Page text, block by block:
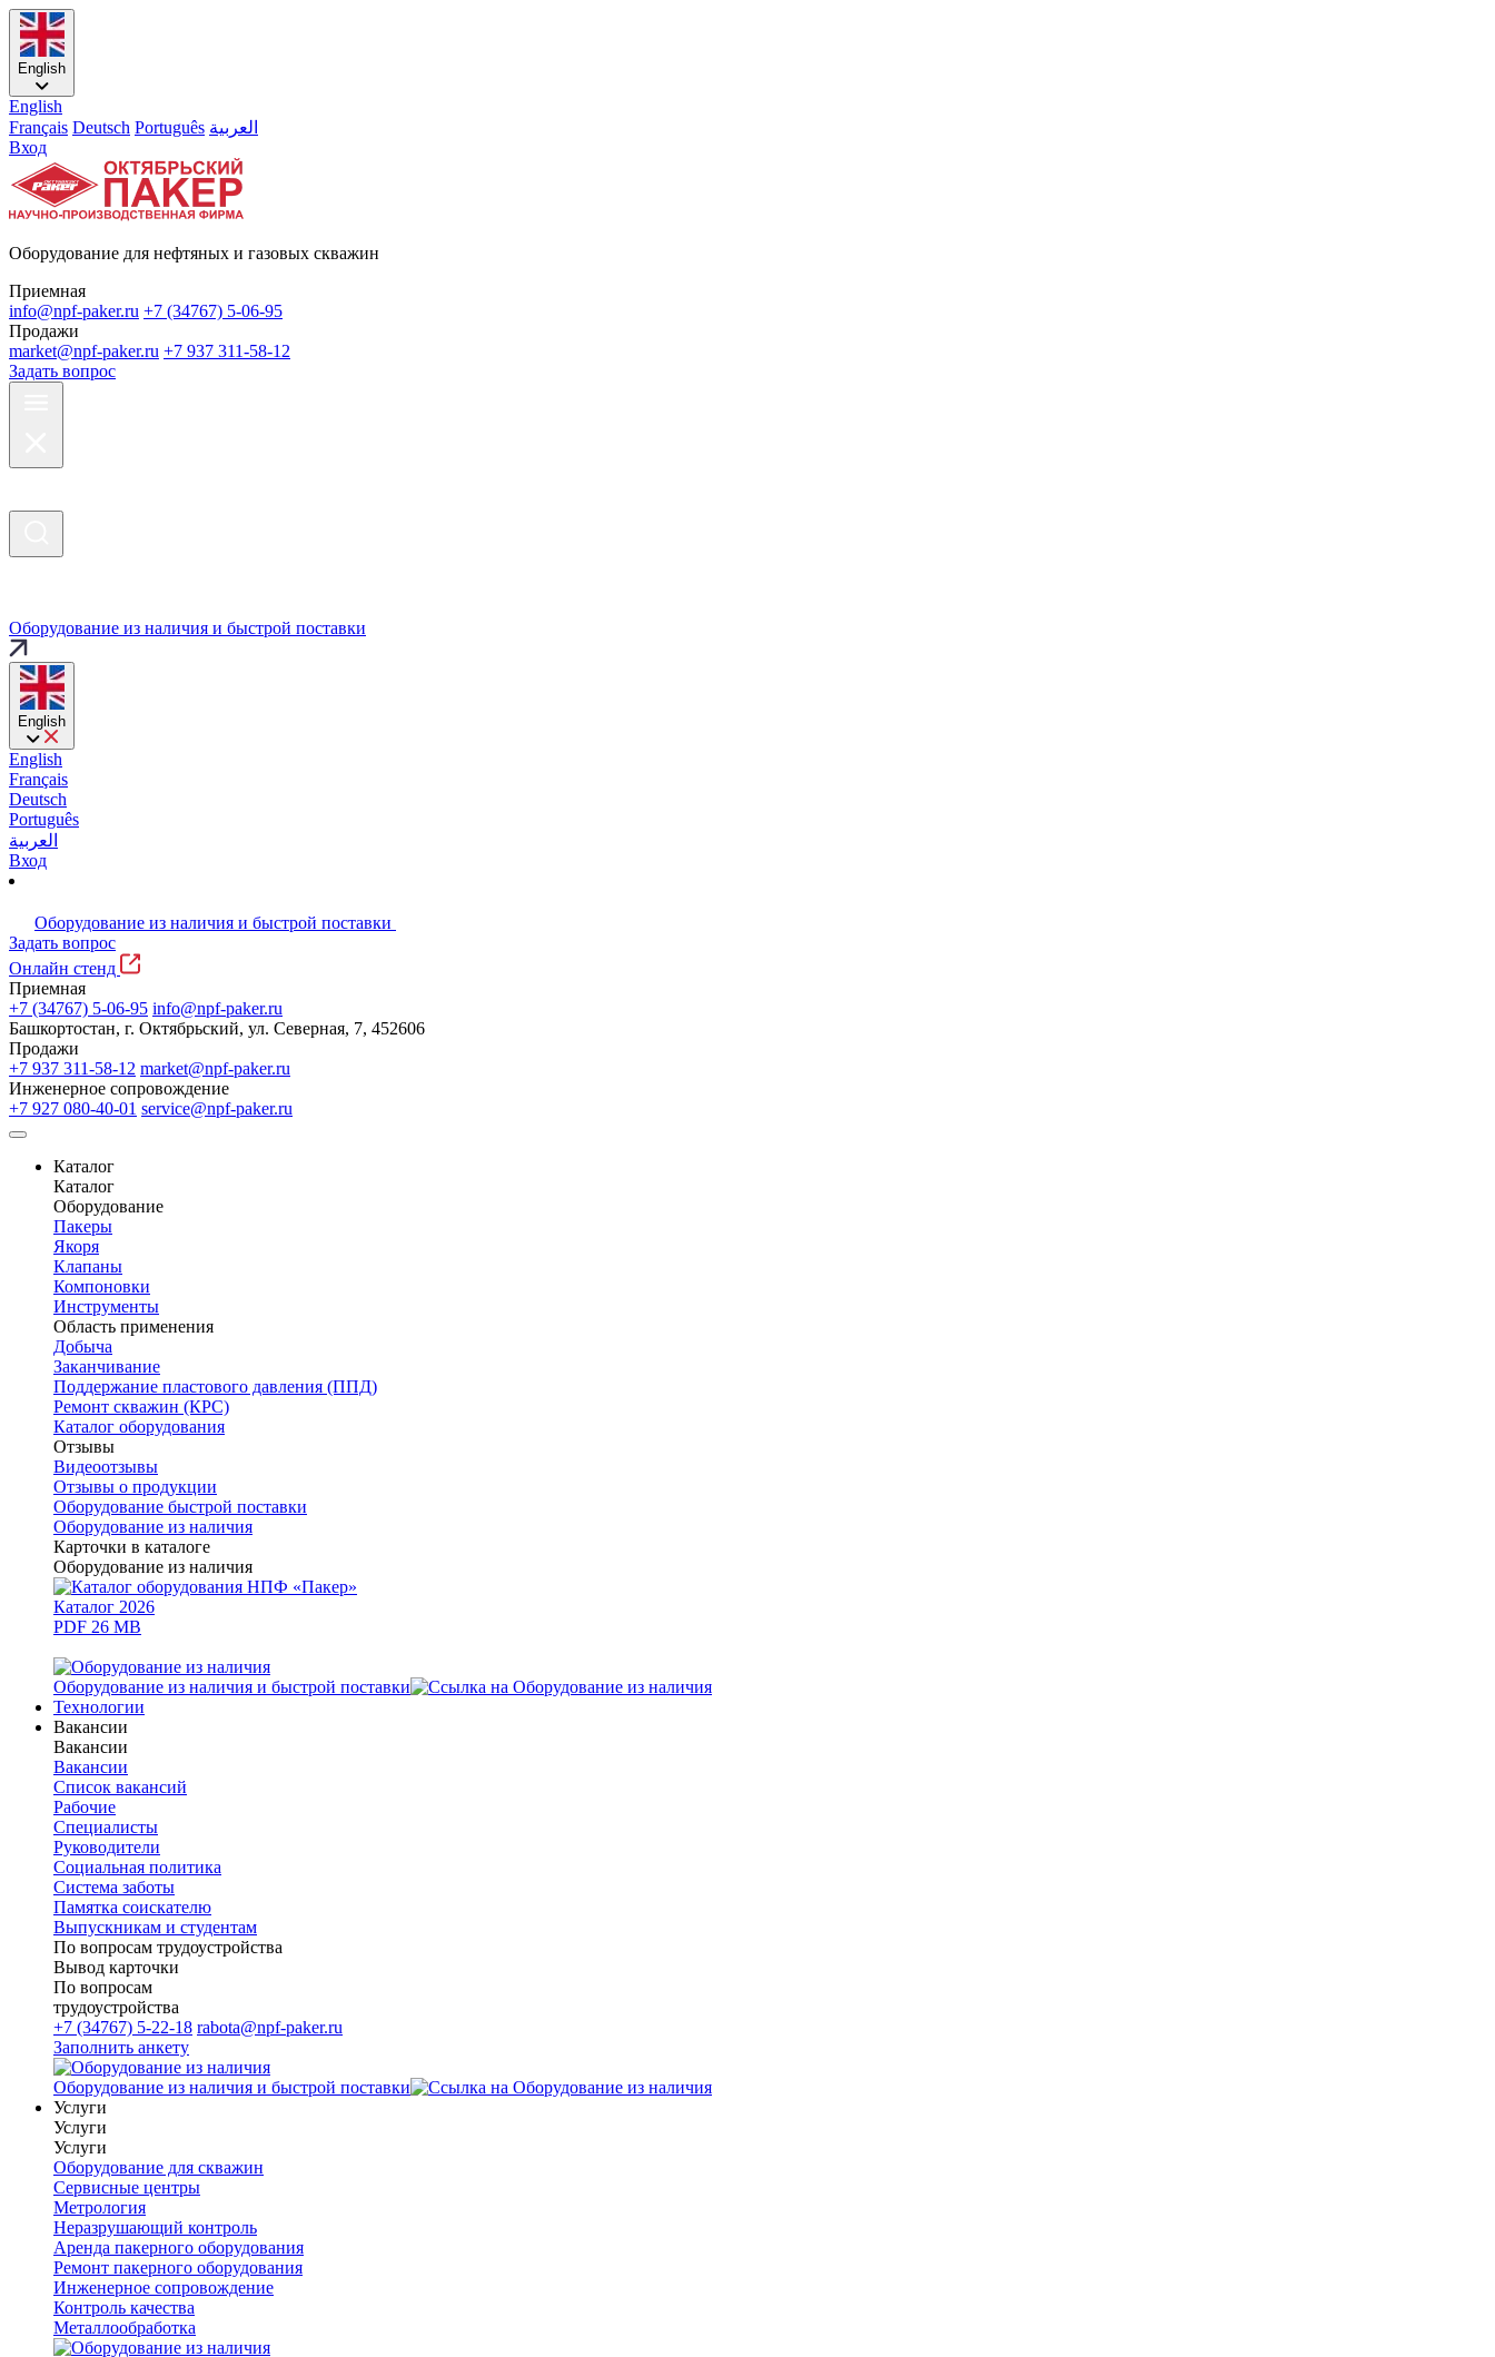
English
English
Français Deutsch Português العربية
Вход
Оборудование для нефтяных и газовых скважин
Приемная
info@npf-paker.ru +7 (34767) 5-06-95
Продажи
market@npf-paker.ru +7 937 311-58-12
Задать вопрос
Оборудование из наличия и быстрой поставки
English
English
Français
Deutsch
Português
العربية
Вход
Оборудование из наличия и быстрой поставки
Задать вопрос
Онлайн стенд
Приемная
+7 (34767) 5-06-95 info@npf-paker.ru
Башкортостан, г. Октябрьский, ул. Северная, 7, 452606
Продажи
+7 937 311-58-12 market@npf-paker.ru
Инженерное сопровождение
+7 927 080-40-01 service@npf-paker.ru
Каталог
Каталог
Оборудование
Пакеры
Якоря
Клапаны
Компоновки
Инструменты
Область применения
Добыча
Заканчивание
Поддержание пластового давления (ППД)
Ремонт скважин (КРС)
Каталог оборудования
Отзывы
Видеоотзывы
Отзывы о продукции
Оборудование быстрой поставки
Оборудование из наличия
Карточки в каталоге
Оборудование из наличия
Каталог 2026
PDF 26 MB
Оборудование из наличия и быстрой поставки
Технологии
Вакансии
Вакансии
Вакансии
Список вакансий
Рабочие
Специалисты
Руководители
Cоциальная политика
Система заботы
Памятка соискателю
Выпускникам и студентам
По вопросам трудоустройства
Вывод карточки
По вопросам
трудоустройства
+7 (34767) 5-22-18 rabota@npf-paker.ru
Заполнить анкету
Оборудование из наличия и быстрой поставки
Услуги
Услуги
Услуги
Оборудование для скважин
Сервисные центры
Метрология
Неразрушающий контроль
Аренда пакерного оборудования
Ремонт пакерного оборудования
Инженерное сопровождение
Контроль качества
Металлообработка